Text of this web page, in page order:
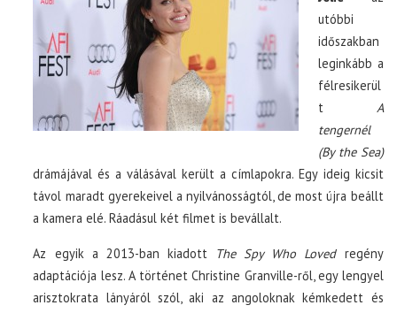
utóbbi
időszakban
leginkább a
félresikerül
t A
tengernél
(By the Sea)
drámájával és a válásával került a címlapokra. Egy ideig kicsit
távol maradt gyerekeivel a nyilvánosságtól, de most újra beállt
a kamera elé. Ráadásul két filmet is bevállalt.
Az egyik a 2013-ban kiadott The Spy Who Lovedregény
adaptációja lesz. A történet Christine Granville-ről, egy lengyel
arisztokrata lányáról szól, aki az angoloknak kémkedett és